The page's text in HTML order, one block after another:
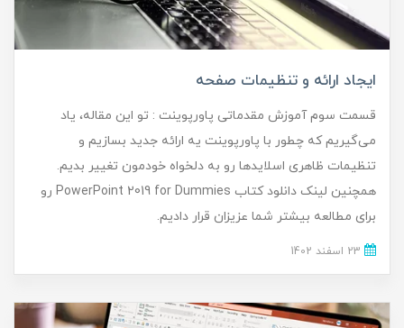
ایجاد ارائه و تنظیمات صفحه
قسمت سوم آموزش مقدماتی پاورپوینت : تو این مقاله، یاد
می‌گیریم که چطور با پاورپوینت یه ارائه جدید بسازیم و
تنظیمات ظاهری اسلایدها رو به دلخواه خودمون تغییر بدیم.
همچنین لینک دانلود کتاب PowerPoint 2019 for Dummies رو
برای مطالعه بیشتر شما عزیزان قرار دادیم.